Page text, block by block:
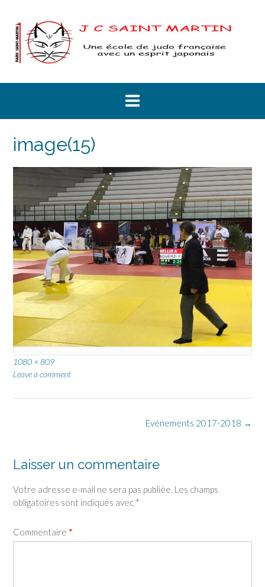
content
image(15)
Full
size
1080 × 809
Leave a comment
Evénements 2017-2018 →
Laisser un commentaire
Votre adresse e-mail ne sera pas publiée. Les champs
obligatoires sont indiqués avec *
Commentaire *